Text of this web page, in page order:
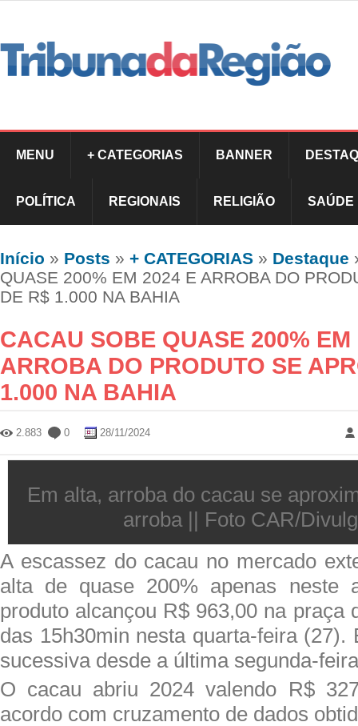
MENU + CATEGORIAS BANNER
POLÍTICA REGIONAIS RELIGIÃO SAÚDE
Início » Posts » + CATEGORIAS » Destaque
QUASE 200% EM 2024 E ARROBA DO
DE R$ 1.000 NA BAHIA
CACAU SOBE QUASE 200% EM
ARROBA DO PRODUTO SE
1.000 NA BAHIA
2.883 0 28/11/2024
Em alta, arroba do cacau se
arroba || Foto CAR/
A escassez do cacau no mercado
alta de quase 200% apenas neste
produto alcançou R$ 963,00 na praça
das 15h30min nesta quarta-feira (27).
sucessiva desde a última segunda-
O cacau abriu 2024 valendo R$
acordo com cruzamento de dados